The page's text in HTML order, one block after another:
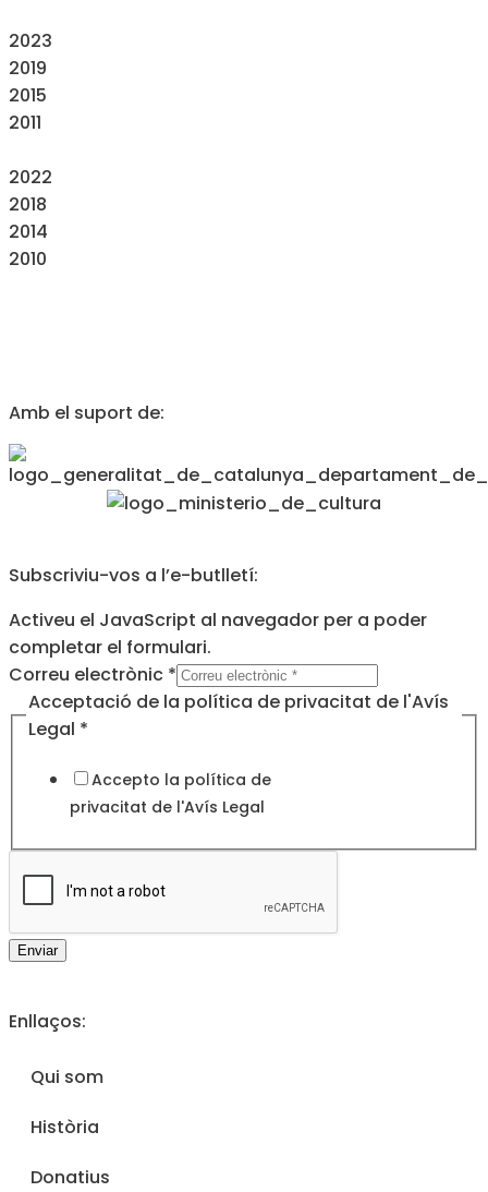
2023
2019
2015
2011
2022
2018
2014
2010
Amb el suport de:
Subscriviu-vos a l’e-butlletí:
Activeu el JavaScript al navegador per a poder
completar el formulari.
Correu electrònic *
Acceptació
de
Acceptació de la política de privacitat de l'Avís
Legal *
Accepto la política de
privacitat de l'Avís Legal
Enviar
Enllaços:
Qui som
Història
Donatius